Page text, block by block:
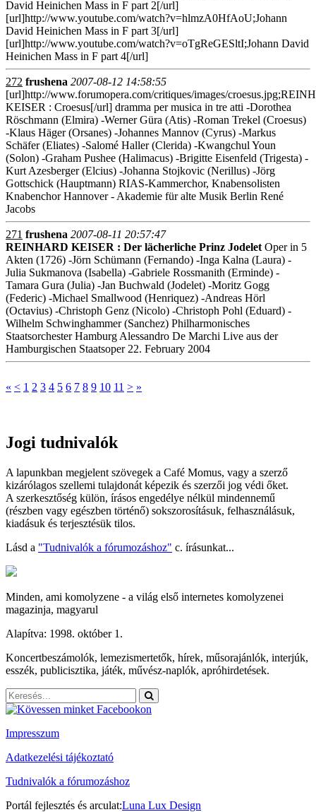
David Heinichen Mass in F part 2[/url]
[url]http://www.youtube.com/watch?v=hlmzA0HfAoU;Johann
David Heinichen Mass in F part 3[/url]
[url]http://www.youtube.com/watch?v=oTgReGESltI;Johann David
Heinichen Mass in F part 4[/url]
272 frushena 2007-08-12 14:58:55
[url]http://www.forumopera.com/critiques/images/
KEISER : Croesus[/url] dramma per musica in tre atti -Dorothea
Röschmann (Elmira) -Werner Güra (Atis) -Roman Trekel (Croesus)
-Klaus Häger (Orsanes) -Johannes Mannov (Cyrus) -Markus
Schäfer (Eliates) -Salomé Haller (Clerida) -Kwangchul Youn
(Solon) -Graham Pushee (Halimacus) -Brigitte Eisenfeld (Trigesta) -
Kurt Azesberger (Elcius) -Johanna Stojkovic (Nerillus) -Jörg
Gottschick (Hauptmann) RIAS-Kammerchor, Knabensolisten
Knabenchor Hannover - Akademie für alte Musik Berlin René
Jacobs
271 frushena 2007-08-11 20:57:47
REINHARD KEISER : Der lächerliche Prinz Jodelet Oper in 5
Akten (1726) -Jörn Schümann (Fernando) -Inga Kalna (Laura) -
Julia Sukmanova (Isabella) -Gabriele Rossmanith (Erminde) -
Tamara Gura (Julia) -Jan Buchwald (Jodelet) -Moritz Gogg
(Federic) -Michael Smallwood (Henriquez) -Andreas Hörl
(Octavius) -Christoph Genz (Nicolo) -Christoph Pohl (Eduard) -
Wilhelm Schwinghammer (Sanchez) Philharmonisches
Staatsorchester Hamburg Alessandro De Marchi Live aus der
Hamburgischen Staatsoper 22. February 2004
« < 1 2 3 4 5 6 7 8 9 10 11 > »
Jogi tudnivalók
A lapunkban megjelent szövegek a Café Momus, vagy a szerző
kizárólagos szellemi tulajdonát képezik és szerzői jog védi őket.
A szerkesztőség külön, írásos engedélye nélkül mindennemű
(részben vagy egészben történő) sokszorosításuk, felhasználásuk,
kiadásuk és terjesztésük tilos.
Lásd a "Tudnivalók a fórumozáshoz" c. írásunkat...
Minden, ami komolyzene - a világ első internetes komolyzenei
magazinja, magyarul
Alapítva: 1998. október 1.
Koncertbeszámolók, lemezismertetők, hírek, műsorajánlók, interjúk,
esszék, publicisztika, játék, művész-naplók, apróhirdetések.
Impresszum
Adatkezelési tájékoztató
Tudnivalók a fórumozáshoz
Portál fejlesztés és arculat:Luna Lux Design